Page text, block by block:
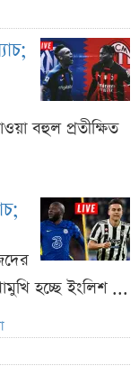
বহুল প্রতীক্ষিত
হচ্ছে ইংলিশ ...